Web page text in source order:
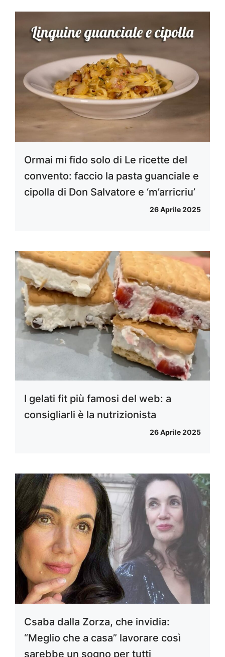
Ormai mi fido solo di Le ricette del
convento: faccio la pasta guanciale e
cipolla di Don Salvatore e ‘m’arricriu’
26 Aprile 2025
I gelati fit più famosi del web: a
consigliarli è la nutrizionista
26 Aprile 2025
Csaba dalla Zorza, che invidia:
“Meglio che a casa” lavorare così
sarebbe un sogno per tutti